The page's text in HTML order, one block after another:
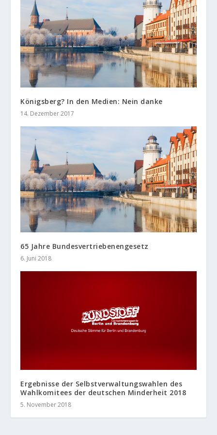
Königsberg? In den Medien: Nein danke
14. Dezember 2017
65 Jahre Bundesvertriebenengesetz
6. Juni 2018
Ergebnisse der Selbstverwaltungswahlen des
Wahlkomitees der deutschen Minderheit 2018
5. November 2018